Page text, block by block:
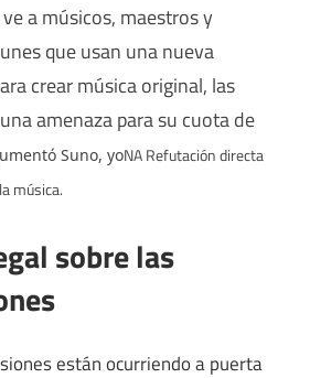
a músicos, maestros y
que usan una nueva
crear música original, las
amenaza para su cuota de
Suno, yoNA Refutación directa
música.
sobre las
están ocurriendo a puerta